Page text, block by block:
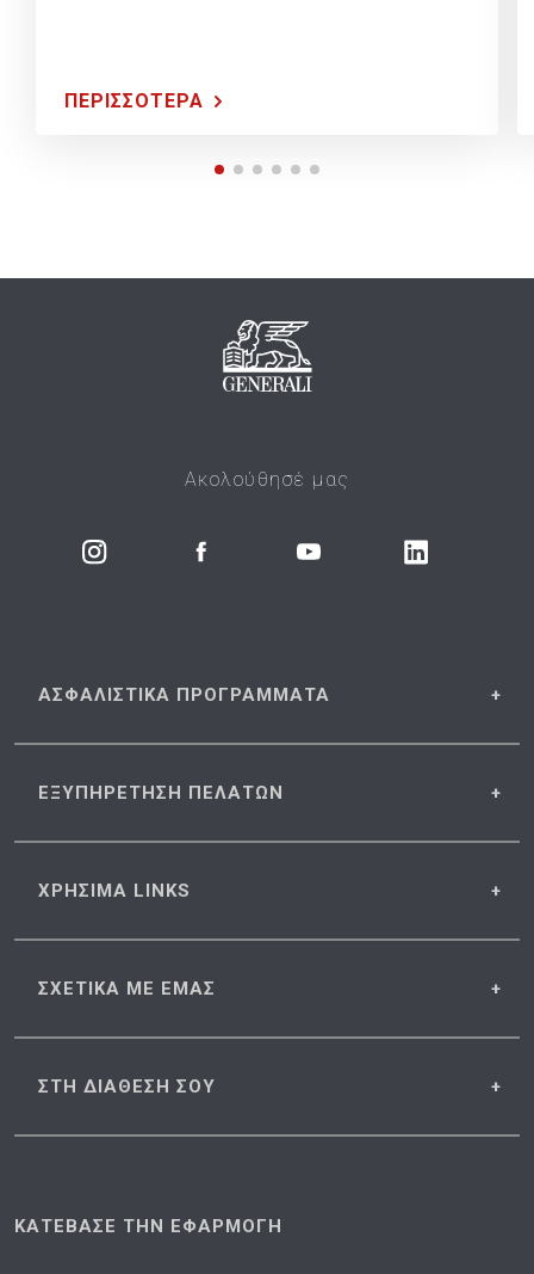
ΠΕΡΙΣΣΟΤΕΡΑ
Ακολούθησέ μας
ΑΣΦΑΛΙΣΤΙΚΑ ΠΡΟΓΡΑΜΜΑΤΑ
ΕΞΥΠΗΡΕΤΗΣΗ ΠΕΛΑΤΩΝ
ΧΡΗΣΙΜΑ LINKS
ΣΧΕΤΙΚΑ ΜΕ ΕΜΑΣ
ΣΤΗ ΔΙΑΘΕΣΗ ΣΟΥ
ΚΑΤΕΒΑΣΕ ΤΗΝ ΕΦΑΡΜΟΓΗ